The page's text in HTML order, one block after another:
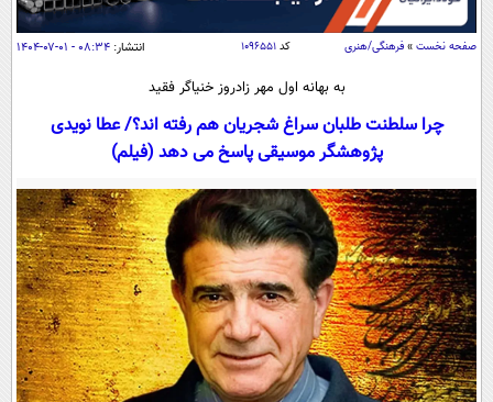
اقتصاد
اقتصادی
خودرو
جامعه
اجتماعی
حوادث
سلامت
یک برش دانایی
محیط زیست
سفر و تفریح
ورزشی
بین الملل
سیاست خارجی
فرهنگ و هنر
علم و دانش
فناوری و It
علمی
اخبار کریپتو
قرآن
گوناگون
سرگرمی
باشگاه مغز
فیلم
اقتصاد
عصر ایران 2
صفحه نخست » فرهنگی/هنری کد ۱۰۹۶۵۵۱ انتشار: ۰۸:۳۴ - ۰۱-۰۷-۱۴۰۴
به بهانه اول مهر زادروز خنیاگر فقید
چرا سلطنت طلبان سراغ شجریان هم رفته اند؟/ عطا نویدی
پژوهشگر موسیقی پاسخ می دهد (فیلم)